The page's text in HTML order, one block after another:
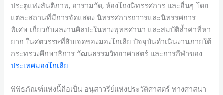
ประตูแห่งสันติภาพ, อารามวัด, ห้องโถงนิทรรศการ และอื่นๆ โดย
แต่ละสถานที่มีการจัดแสดง นิทรรศการถาวรและนิทรรศการ
พิเศษ เกี่ยวกับผลงานศิลปะในทางพุทธศานา และสมบัติล้ำค่าที่หา
ยาก ในศตวรรษที่สิบเจดของมองโกเลีย ปัจจุบันดำเนินงานภายใต้
กระทรวงศึกษาธิการ วัฒนธรรมวิทยาศาสตร์ และการกีฬาของ
ประเทศมองโกเลีย
พิพิธภัณฑ์แห่งนี้ถือเป็น อนุสาวรีย์แห่งประวัติศาสตร์ ทางศาสนา